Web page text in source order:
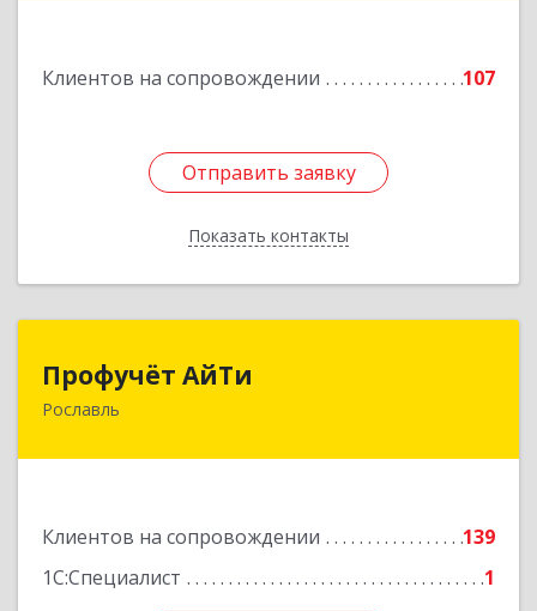
Клиентов на сопровождении 107
Отправить заявку
Показать контакты
Отправить заявку
Назад
Профучёт АйТи
Рославль
Клиентов на сопровождении
139
1С:Специалист
1
216500, Смоленская обл, Рославльский р-н,